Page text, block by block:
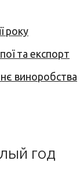
року
та експорт
виноробства
год